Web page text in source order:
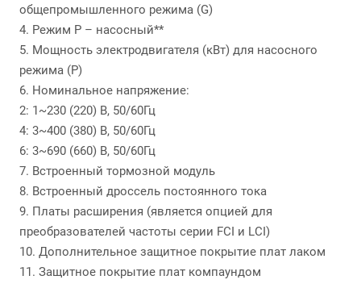
общепромышленного режима (G)
4. Режим P – насосный**
5. Мощность электродвигателя (кВт) для насосного
режима (P)
6. Номинальное напряжение:
2: 1~230 (220) В, 50/60Гц
4: 3~400 (380) В, 50/60Гц
6: 3~690 (660) В, 50/60Гц
7. Встроенный тормозной модуль
8. Встроенный дроссель постоянного тока
9. Платы расширения (является опцией для
преобразователей частоты серии FCI и LCI)
10. Дополнительное защитное покрытие плат лаком
11. Защитное покрытие плат компаундом